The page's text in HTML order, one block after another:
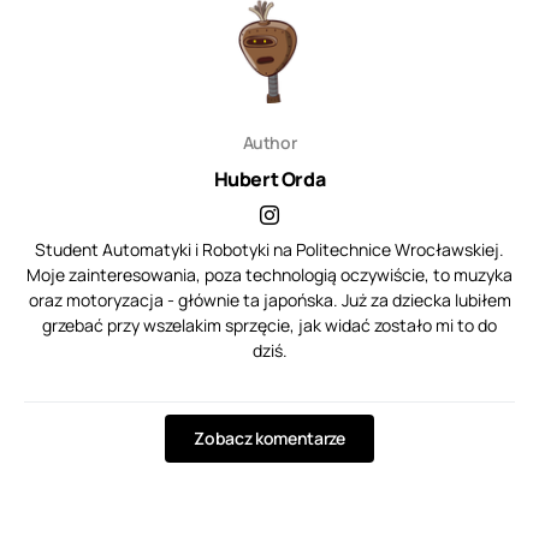
Author
Hubert Orda
Student Automatyki i Robotyki na Politechnice Wrocławskiej.
Moje zainteresowania, poza technologią oczywiście, to muzyka
oraz motoryzacja - głównie ta japońska. Już za dziecka lubiłem
grzebać przy wszelakim sprzęcie, jak widać zostało mi to do
dziś.
Zobacz komentarze